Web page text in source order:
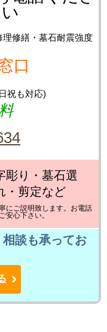
い
修繕・墓石耐震強度
口
祝も対応)
彫り・墓石選
・剪定など
にご説明致します。お電話
安心下さい。
談も承ってお